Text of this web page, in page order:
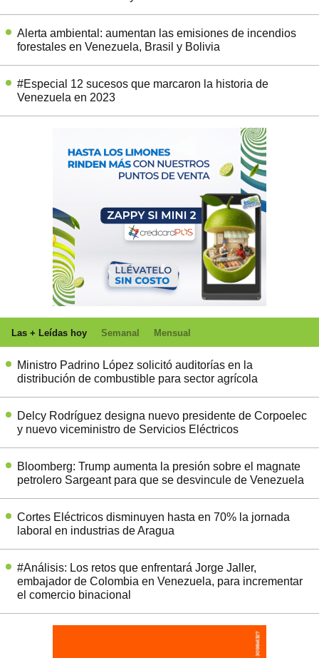
Alerta ambiental: aumentan las emisiones de incendios
forestales en Venezuela, Brasil y Bolivia
#Especial 12 sucesos que marcaron la historia de
Venezuela en 2023
Las + Leídas hoy Semanal Mensual
Ministro Padrino López solicitó auditorías en la
distribución de combustible para sector agrícola
Delcy Rodríguez designa nuevo presidente de Corpoelec
y nuevo viceministro de Servicios Eléctricos
Bloomberg: Trump aumenta la presión sobre el magnate
petrolero Sargeant para que se desvincule de Venezuela
Cortes Eléctricos disminuyen hasta en 70% la jornada
laboral en industrias de Aragua
#Análisis: Los retos que enfrentará Jorge Jaller,
embajador de Colombia en Venezuela, para incrementar
el comercio binacional